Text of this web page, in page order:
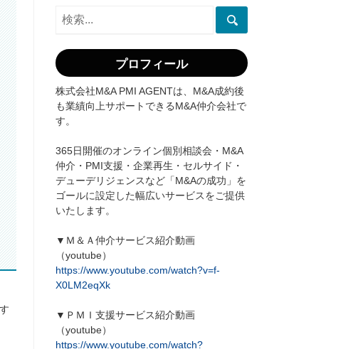
プロフィール
株式会社M&A PMI AGENTは、M&A成約後
も業績向上サポートできるM&A仲介会社で
す。
365日開催のオンライン個別相談会・M&A
仲介・PMI支援・企業再生・セルサイド・
デューデリジェンスなど「M&Aの成功」を
ゴールに設定した幅広いサービスをご提供
いたします。
▼Ｍ＆Ａ仲介サービス紹介動画
（youtube）
https://www.youtube.com/watch?v=f-
X0LM2eqXk
▼ＰＭＩ支援サービス紹介動画
（youtube）
https://www.youtube.com/watch?